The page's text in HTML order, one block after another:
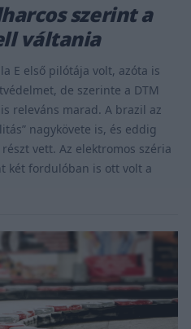
szerint a
váltania
E első pilótája volt, azóta is
de szerinte a DTM
releváns marad. A brazil az
nagykövete is, és eddig
vett. Az elektromos széria
két fordulóban is ott volt a